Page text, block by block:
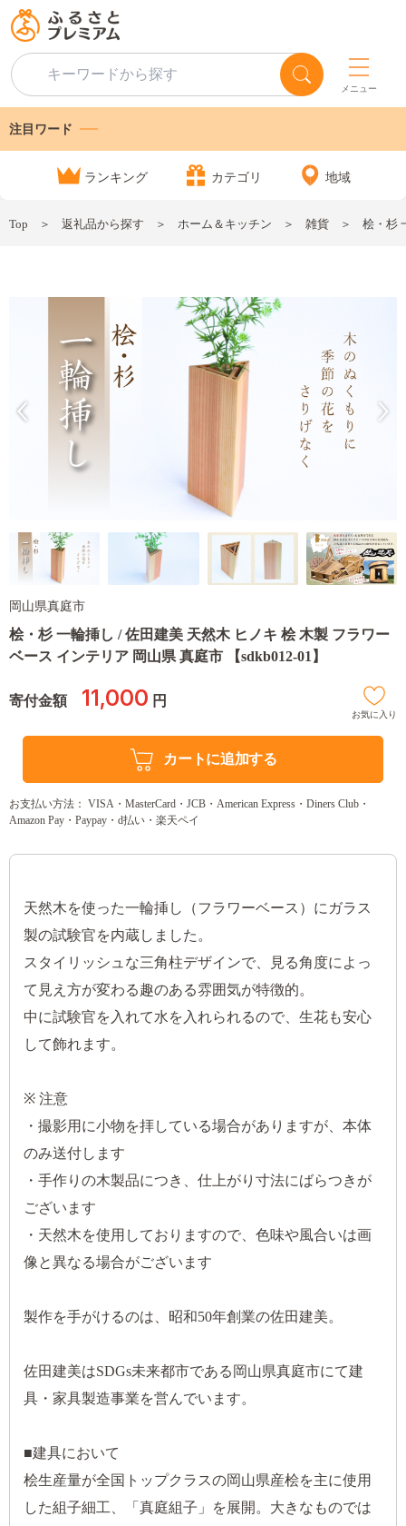
メニュー
注目ワード
ランキング カテゴリ 地域
Top 返礼品から探す ホーム＆キッチン 雑貨 桧・杉
岡山県真庭市
桧・杉 一輪挿し / 佐田建美 天然木 ヒノキ 桧 木製 フラワー
ベース インテリア 岡山県 真庭市 【sdkb012-01】
寄付金額 11,000 円
お気に入り
カートに追加する
お支払い方法： VISA・MasterCard・JCB・American Express・Diners Club・
Amazon Pay・Paypay・d払い・楽天ペイ
天然木を使った一輪挿し（フラワーベース）にガラス
製の試験官を内蔵しました。
スタイリッシュな三角柱デザインで、見る角度によっ
て見え方が変わる趣のある雰囲気が特徴的。
中に試験官を入れて水を入れられるので、生花も安心
して飾れます。
※ 注意
・撮影用に小物を拝している場合がありますが、本体
のみ送付します
・手作りの木製品につき、仕上がり寸法にばらつきが
ございます
・天然木を使用しておりますので、色味や風合いは画
像と異なる場合がございます
製作を手がけるのは、昭和50年創業の佐田建美。
佐田建美はSDGs未来都市である岡山県真庭市にて建
具・家具製造事業を営んでいます。
■建具において
桧生産量が全国トップクラスの岡山県産桧を主に使用
した組子細工、「真庭組子」を展開。大きなものでは